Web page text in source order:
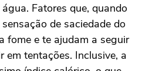
Fatores que, quando
de saciedade do
fome e te ajudam a seguir
em tentações. Inclusive, a